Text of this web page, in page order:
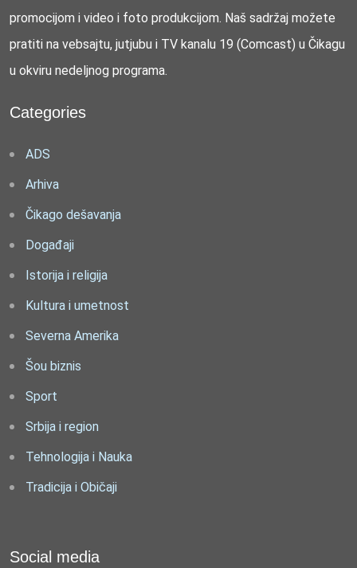
promocijom i video i foto produkcijom. Naš sadržaj možete
pratiti na vebsajtu, jutjubu i TV kanalu 19 (Comcast) u Čikagu
u okviru nedeljnog programa.
Categories
ADS
Arhiva
Čikago dešavanja
Događaji
Istorija i religija
Kultura i umetnost
Severna Amerika
Šou biznis
Sport
Srbija i region
Tehnologija i Nauka
Tradicija i Običaji
Social media